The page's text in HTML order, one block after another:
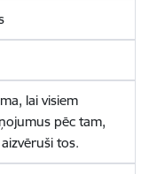
lai visiem
pēc tam,
tos.